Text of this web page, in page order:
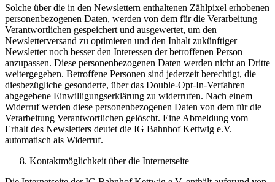
Solche über die in den Newslettern enthaltenen Zählpixel erhobenen
personenbezogenen Daten, werden von dem für die Verarbeitung
Verantwortlichen gespeichert und ausgewertet, um den
Newsletterversand zu optimieren und den Inhalt zukünftiger
Newsletter noch besser den Interessen der betroffenen Person
anzupassen. Diese personenbezogenen Daten werden nicht an Dritte
weitergegeben. Betroffene Personen sind jederzeit berechtigt, die
diesbezügliche gesonderte, über das Double-Opt-In-Verfahren
abgegebene Einwilligungserklärung zu widerrufen. Nach einem
Widerruf werden diese personenbezogenen Daten von dem für die
Verarbeitung Verantwortlichen gelöscht. Eine Abmeldung vom
Erhalt des Newsletters deutet die IG Bahnhof Kettwig e.V.
automatisch als Widerruf.
Kontaktmöglichkeit über die Internetseite